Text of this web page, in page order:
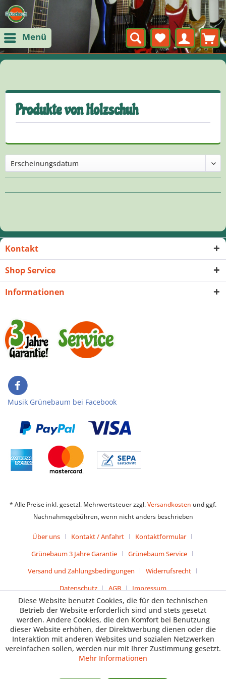
Menü
Produkte von Holzschuh
Kontakt
Shop Service
Informationen
Musik Grünebaum bei Facebook
* Alle Preise inkl. gesetzl. Mehrwertsteuer zzgl.Versandkosten und ggf.
Nachnahmegebühren, wenn nicht anders beschrieben
Über uns Kontakt / Anfahrt
Kontaktformular
Grünebaum 3 Jahre Garantie
Grünebaum Service
Versand und Zahlungsbedingungen
Widerrufsrecht
Datenschutz
AGB Impressum
Diese Website benutzt Cookies, die für den technischen
Betrieb der Website erforderlich sind und stets gesetzt
werden. Andere Cookies, die den Komfort bei Benutzung
dieser Website erhöhen, der Direktwerbung dienen oder die
Interaktion mit anderen Websites und sozialen Netzwerken
vereinfachen sollen, werden nur mit Ihrer Zustimmung gesetzt.
Mehr Informationen